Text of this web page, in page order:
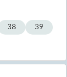
38
39